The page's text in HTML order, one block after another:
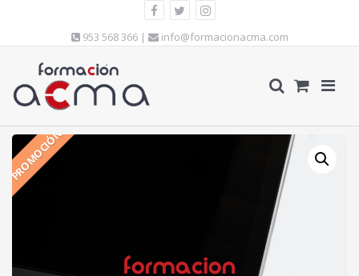
953 568 366 | info@formacionacma.com
PROMOCIÓN